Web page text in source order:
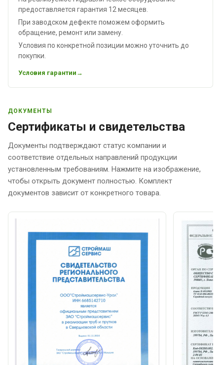
предоставляется гарантия 12 месяцев.
При заводском дефекте поможем оформить
обращение, ремонт или замену.
Условия по конкретной позиции можно уточнить до
покупки.
Условия гарантии
ДОКУМЕНТЫ
Сертификаты и свидетельства
Документы подтверждают статус компании и
соответствие отдельных направлений продукции
установленным требованиям. Нажмите на изображение,
чтобы открыть документ полностью. Комплект
документов зависит от конкретного товара.